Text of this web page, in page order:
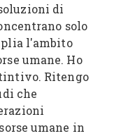
di
solo
l'ambito
umane. Ho
Ritengo
che
umane in